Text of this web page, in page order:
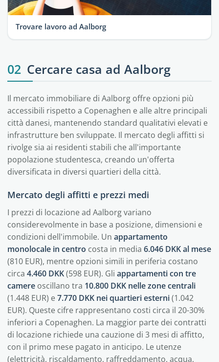
Trovare lavoro ad Aalborg
02 Cercare casa ad Aalborg
Il mercato immobiliare di Aalborg offre opzioni più
accessibili rispetto a Copenaghen e alle altre principali
città danesi, mantenendo standard qualitativi elevati e
infrastrutture ben sviluppate. Il mercato degli affitti si
rivolge sia ai residenti stabili che all'importante
popolazione studentesca, creando un'offerta
diversificata in diversi quartieri della città.
Mercato degli affitti e prezzi medi
I prezzi di locazione ad Aalborg variano
considerevolmente in base a posizione, dimensioni e
condizioni dell'immobile. Un appartamento
monolocale in centro costa in media 6.046 DKK al mese
(810 EUR), mentre opzioni simili in periferia costano
circa 4.460 DKK(598 EUR). Gli appartamenti con tre
camere oscillano tra 10.800 DKK nelle zone centrali
(1.448 EUR) e7.770 DKK nei quartieri esterni(1.042
EUR). Queste cifre rappresentano costi circa il 20-30%
inferiori a Copenaghen. La maggior parte dei contratti
di locazione richiede una cauzione di 3 mesi di affitto,
con il primo mese pagato in anticipo. Le utenze
(elettricità, riscaldamento, raffreddamento, acqua,